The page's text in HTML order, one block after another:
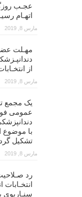
عجـب
اتهـام
مارس 8, 2019
مهـلت
از
مارس 8, 2019
یک مجمع
عمومی
با موضوع
تشکیل
مارس 8, 2019
رد
سنـاریوی